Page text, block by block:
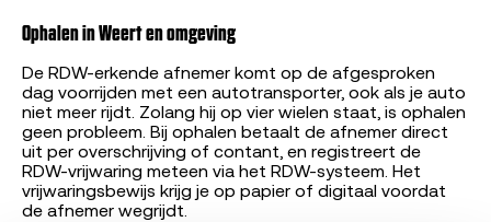
Ophalen in Weert en omgeving
De RDW-erkende afnemer komt op de afgesproken
dag voorrijden met een autotransporter, ook als je auto
niet meer rijdt. Zolang hij op vier wielen staat, is ophalen
geen probleem. Bij ophalen betaalt de afnemer direct
uit per overschrijving of contant, en registreert de
RDW-vrijwaring meteen via het RDW-systeem. Het
vrijwaringsbewijs krijg je op papier of digitaal voordat
de afnemer wegrijdt.